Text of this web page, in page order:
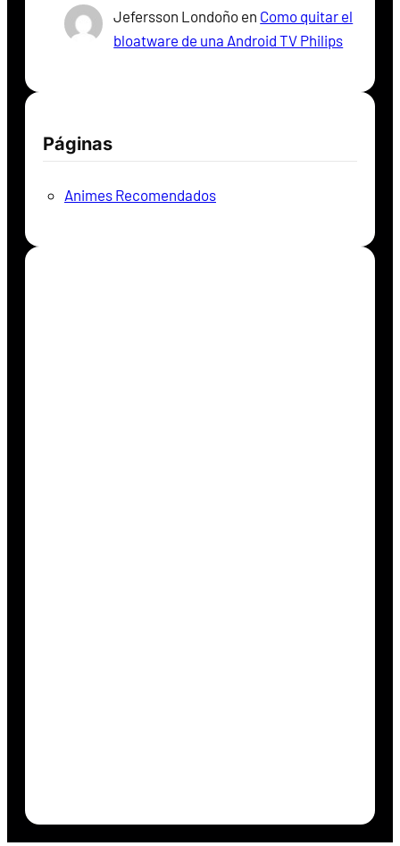
Jefersson Londoño en Como quitar el
bloatware de una Android TV Philips
Páginas
Animes Recomendados